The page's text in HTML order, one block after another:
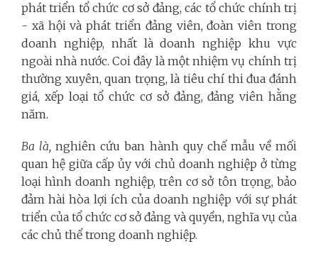
phát triển tổ chức cơ sở đảng, các tổ chức chính trị
- xã hội và phát triển đảng viên, đoàn viên trong
doanh nghiệp, nhất là doanh nghiệp khu vực
ngoài nhà nước. Coi đây là một nhiệm vụ chính trị
thường xuyên, quan trọng, là tiêu chí thi đua đánh
giá, xếp loại tổ chức cơ sở đảng, đảng viên hằng
năm.
Ba là, nghiên cứu ban hành quy chế mẫu về mối
quan hệ giữa cấp ủy với chủ doanh nghiệp ở từng
loại hình doanh nghiệp, trên cơ sở tôn trọng, bảo
đảm hài hòa lợi ích của doanh nghiệp với sự phát
triển của tổ chức cơ sở đảng và quyền, nghĩa vụ của
các chủ thể trong doanh nghiệp.